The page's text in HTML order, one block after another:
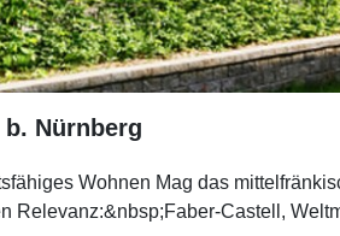
Nürnberg
Wohnen Mag das
Relevanz:&nbsp;Faber-Castell,